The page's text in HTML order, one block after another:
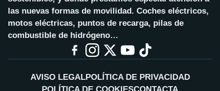
las nuevas formas de movilidad. Coches eléctricos,
motos eléctricas, puntos de recarga, pilas de
combustible de hidrógeno…
AVISO LEGALPOLÍTICA DE PRIVACIDAD